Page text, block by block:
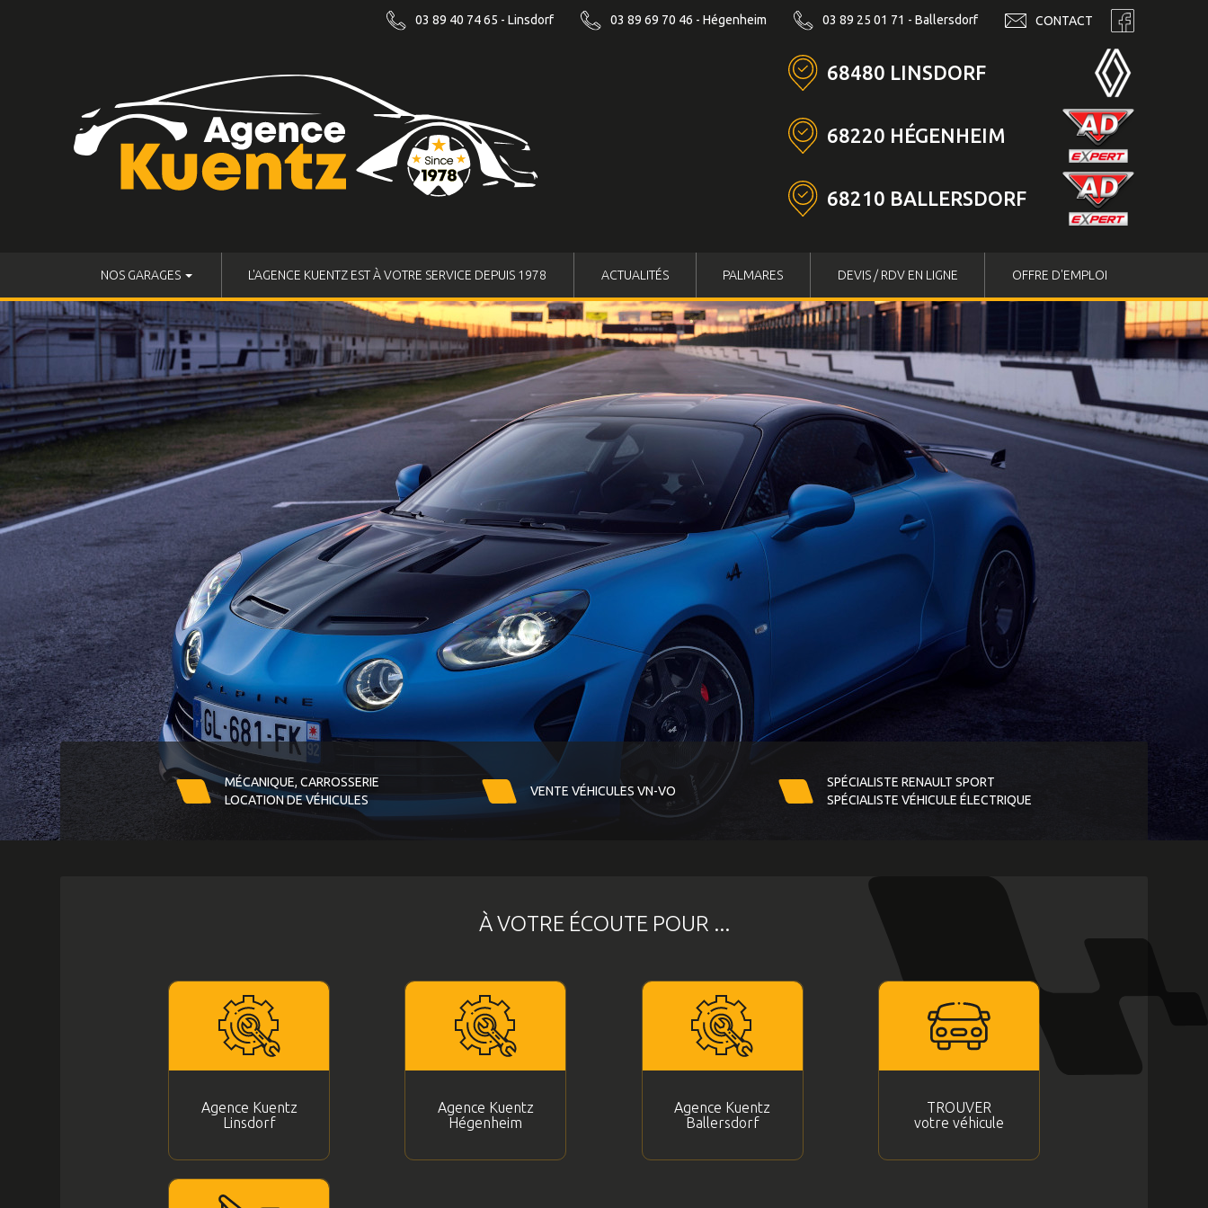
03 89 40 74 65 - Linsdorf 03 89 69 70 46 - Hégenheim 03 89 25 01 71 - Ballersdorf CONTACT
68480 LINSDORF
68220 HÉGENHEIM
68210 BALLERSDORF
NOS GARAGES L'AGENCE KUENTZ EST À VOTRE SERVICE DEPUIS 1978 ACTUALITÉS PALMARES DEVIS / RDV EN LIGNE OFFRE D'EMPLOI
MÉCANIQUE, CARROSSERIE
LOCATION DE VÉHICULES
VENTE VÉHICULES VN-VO
SPÉCIALISTE RENAULT SPORT
SPÉCIALISTE VÉHICULE ÉLECTRIQUE
À VOTRE ÉCOUTE POUR ...
Agence Kuentz
Linsdorf
Agence Kuentz
Hégenheim
Agence Kuentz
Ballersdorf
TROUVER
votre véhicule